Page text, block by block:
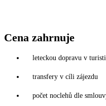
Cena zahrnuje
leteckou dopravu v
transfery v cíli zájezdu
počet noclehů dle